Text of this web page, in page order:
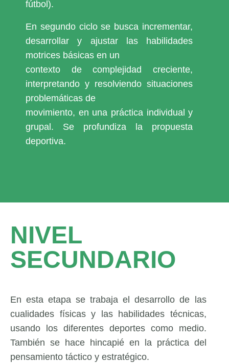
fútbol).
En segundo ciclo se busca incrementar,
desarrollar y ajustar las habilidades
motrices básicas en un
contexto de complejidad creciente,
interpretando y resolviendo situaciones
problemáticas de
movimiento, en una práctica individual y
grupal. Se profundiza la propuesta
deportiva.
NIVEL
SECUNDARIO
En esta etapa se trabaja el desarrollo de las
cualidades físicas y las habilidades técnicas,
usando los diferentes deportes como medio.
También se hace hincapié en la práctica del
pensamiento táctico y estratégico.